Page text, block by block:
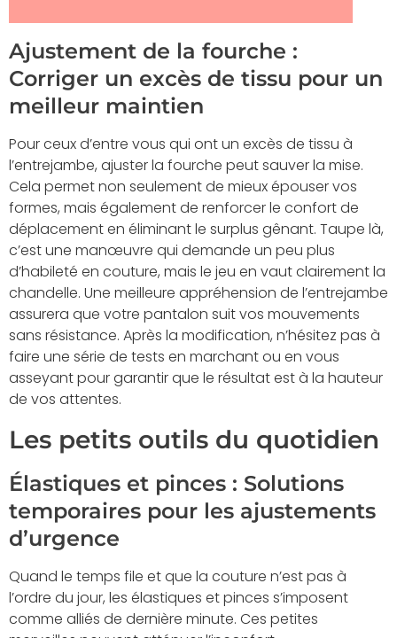
Ajustement de la fourche :
Corriger un excès de tissu pour un
meilleur maintien
Pour ceux d’entre vous qui ont un excès de tissu à
l’entrejambe, ajuster la fourche peut sauver la mise.
Cela permet non seulement de mieux épouser vos
formes, mais également de renforcer le confort de
déplacement en éliminant le surplus gênant. Taupe là,
c’est une manœuvre qui demande un peu plus
d’habileté en couture, mais le jeu en vaut clairement la
chandelle. Une meilleure appréhension de l’entrejambe
assurera que votre pantalon suit vos mouvements
sans résistance. Après la modification, n’hésitez pas à
faire une série de tests en marchant ou en vous
asseyant pour garantir que le résultat est à la hauteur
de vos attentes.
Les petits outils du quotidien
Élastiques et pinces : Solutions
temporaires pour les ajustements
d’urgence
Quand le temps file et que la couture n’est pas à
l’ordre du jour, les élastiques et pinces s’imposent
comme alliés de dernière minute. Ces petites